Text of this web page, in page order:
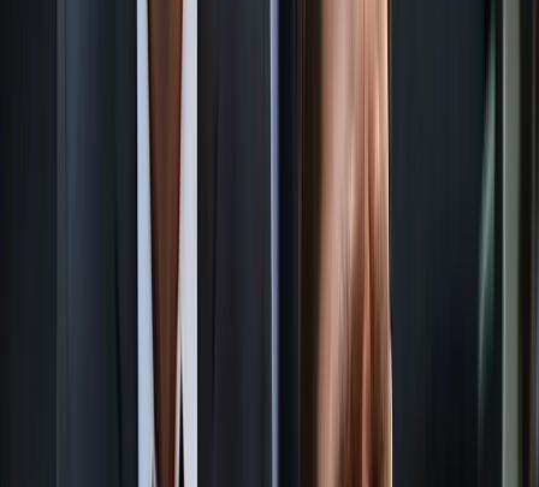
এসব তথ্য বরিশালটাইমসকে নিশ্চিত করেন গৌরনদী মডেল থানার ওসি
পুলিশ জানায়, উপজেলার খাঞ্জাপুর ইউনিয়নের বাড়ি থেকে শিশুটি
নিখোঁজ হয় গত ২৬ এপ্রিল রাতে। পরদিন থানায় জিডি করেন তার
দিনমজুর বাবা। পরিবারের বরাতে পুলিশ জানায়, গত বুধবার
মেয়েটি ‘কৌশলে’ বাবাকে ফোন করে তার অবস্থান গোপালগঞ্জের
সেখানে নিয়ে আত্মীয়ের সঙ্গে বিয়ে দেন বলেও জানায় সে। গৌরনদী থানা